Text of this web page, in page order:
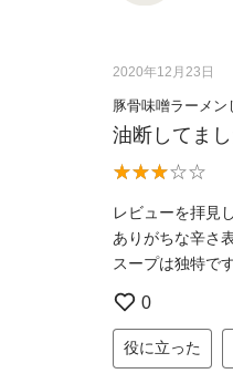
2020年12月23日
豚骨味噌ラーメン
油断してまし
レビューを拝見
ありがちな辛さ
スープは独特で
0
役に立った